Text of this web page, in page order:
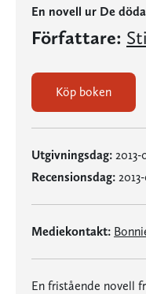
En novell ur De
Författare:
Köp boken
Utgivningsdag: 2013-
Recensionsdag:
Mediekontakt:
En fristående novell